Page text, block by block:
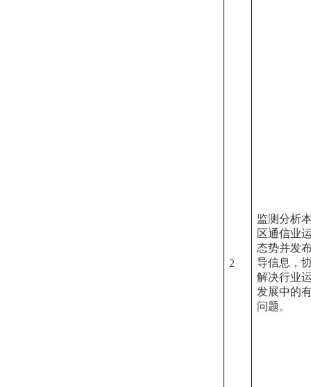
2
监测分析
区通信业
态势并发
导信息，
解决行业
发展中的
问题。